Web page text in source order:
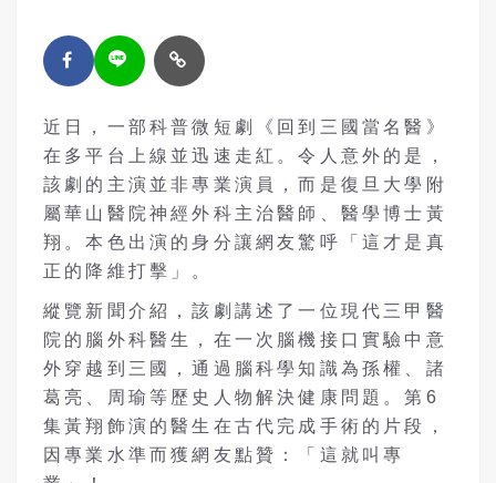
近日，一部科普微短劇《回到三國當名醫》
在多平台上線並迅速走紅。令人意外的是，
該劇的主演並非專業演員，而是復旦大學附
屬華山醫院神經外科主治醫師、醫學博士黃
翔。本色出演的身分讓網友驚呼「這才是真
正的降維打擊」。
縱覽新聞介紹，該劇講述了一位現代三甲醫
院的腦外科醫生，在一次腦機接口實驗中意
外穿越到三國，通過腦科學知識為孫權、諸
葛亮、周瑜等歷史人物解決健康問題。第6
集黃翔飾演的醫生在古代完成手術的片段，
因專業水準而獲網友點贊：「這就叫專